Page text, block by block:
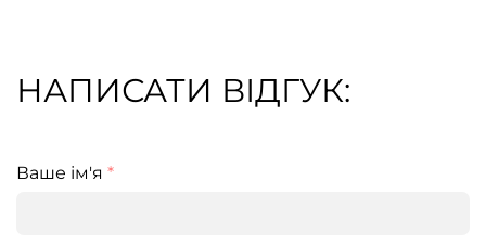
НАПИСАТИ ВІДГУК:
Ваше ім'я *